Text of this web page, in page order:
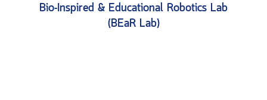
Bio-Inspired & Educational Robotics Lab
(BEaR Lab)